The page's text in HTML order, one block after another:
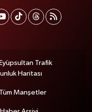
Trafik
Haritası
Tüm Manşetler